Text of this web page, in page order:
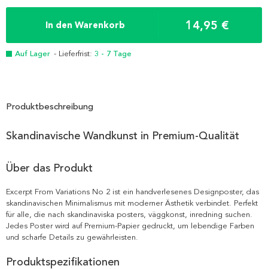
In den Warenkorb 14,95 €
Auf Lager - Lieferfrist: 3 - 7 Tage
Produktbeschreibung
Skandinavische Wandkunst in Premium-Qualität
Über das Produkt
Excerpt From Variations No 2 ist ein handverlesenes Designposter, das
skandinavischen Minimalismus mit moderner Ästhetik verbindet. Perfekt
für alle, die nach skandinaviska posters, väggkonst, inredning suchen.
Jedes Poster wird auf Premium-Papier gedruckt, um lebendige Farben
und scharfe Details zu gewährleisten.
Produktspezifikationen